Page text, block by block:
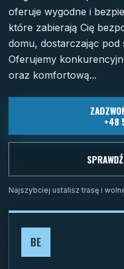
oferuje wygodne i
które zabierają Cię
domu, dostarczając pod
Oferujemy
oraz komfortową...
+48
Najszybciej ustalisz trasę i
BE